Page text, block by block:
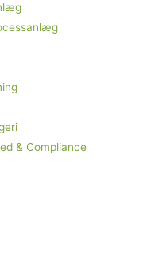
& Compliance